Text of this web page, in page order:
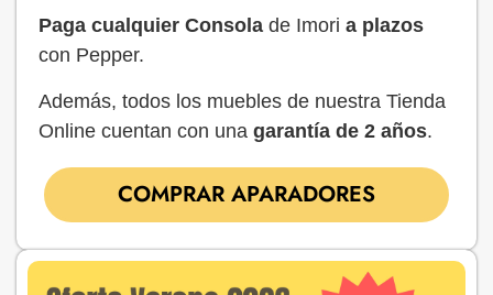
Paga cualquier Consola de Imori a plazos
con Pepper.
Además, todos los muebles de nuestra Tienda
Online cuentan con una garantía de 2 años.
COMPRAR APARADORES